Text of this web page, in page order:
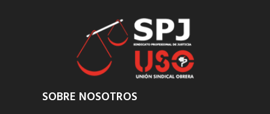
SOBRE NOSOTROS